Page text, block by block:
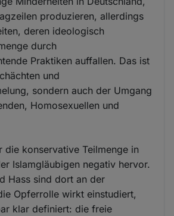
produzieren, allerdings
deren ideologisch
durch
Praktiken auffallen. Das ist
und
sondern auch der Umgang
Homosexuellen und
die konservative Teilmenge in
Islamgläubigen negativ hervor.
Hass sind dort an der
Opferrolle wirkt einstudiert,
klar definiert: die freie